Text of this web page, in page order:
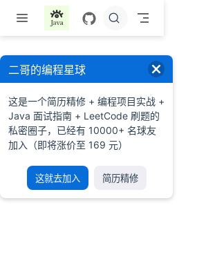
跳至主要內容
二哥的编程星球
这是一个简历精修 + 编程项目实战 +
Java 面试指南 + LeetCode 刷题的
私密圈子，已经有 10000+ 名球友
加入（即将涨价至 169 元）
这就去加入 简历精修